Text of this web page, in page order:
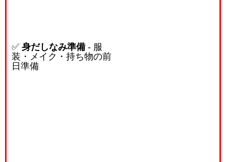
✅ 身だしなみ準備- 服
装・メイク・持ち物の前
日準備